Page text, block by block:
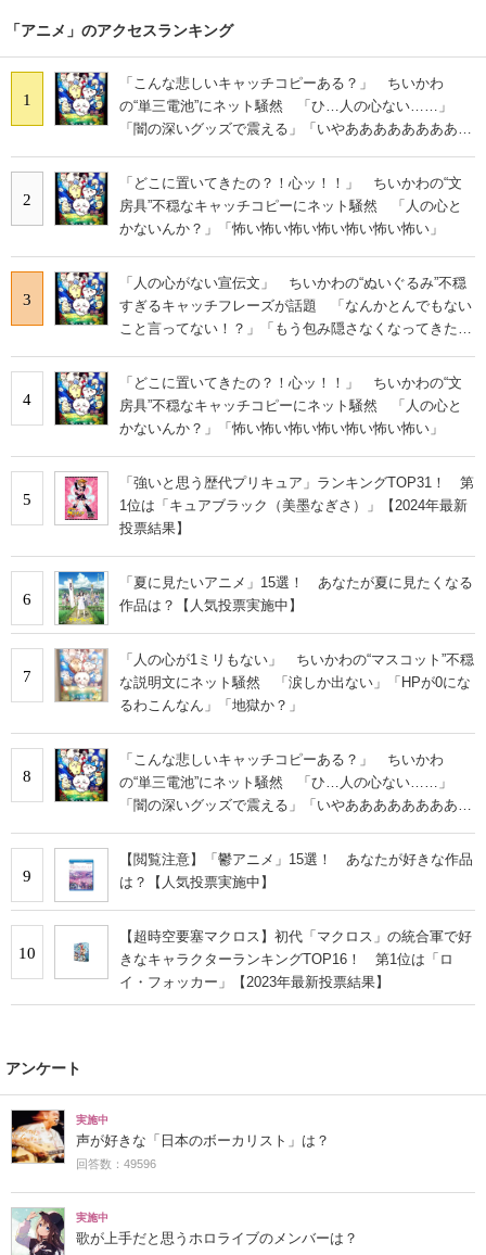
「アニメ」のアクセスランキング
1
「こんな悲しいキャッチコピーある？」 ちいかわ
の“単三電池”にネット騒然 「ひ…人の心ない……」
「闇の深いグッズで震える」「いやあああああああああ
2
「どこに置いてきたの？！心ッ！！」 ちいかわの“文
房具”不穏なキャッチコピーにネット騒然 「人の心と
かないんか？」「怖い怖い怖い怖い怖い怖い怖い」
3
「人の心がない宣伝文」 ちいかわの“ぬいぐるみ”不穏
すぎるキャッチフレーズが話題 「なんかとんでもない
こと言ってない！？」「もう包み隠さなくなってきた
4
「どこに置いてきたの？！心ッ！！」 ちいかわの“文
房具”不穏なキャッチコピーにネット騒然 「人の心と
かないんか？」「怖い怖い怖い怖い怖い怖い怖い」
5
「強いと思う歴代プリキュア」ランキングTOP31！ 第
1位は「キュアブラック（美墨なぎさ）」【2024年最新
投票結果】
6
「夏に見たいアニメ」15選！ あなたが夏に見たくなる
作品は？【人気投票実施中】
7
「人の心が1ミリもない」 ちいかわの“マスコット”不穏
な説明文にネット騒然 「涙しか出ない」「HPが0にな
るわこんなん」「地獄か？」
8
「こんな悲しいキャッチコピーある？」 ちいかわ
の“単三電池”にネット騒然 「ひ…人の心ない……」
「闇の深いグッズで震える」「いやあああああああああ
9
【閲覧注意】「鬱アニメ」15選！ あなたが好きな作品
は？【人気投票実施中】
10
【超時空要塞マクロス】初代「マクロス」の統合軍で好
きなキャラクターランキングTOP16！ 第1位は「ロ
イ・フォッカー」【2023年最新投票結果】
アンケート
実施中
声が好きな「日本のボーカリスト」は？
回答数：49596
実施中
歌が上手だと思うホロライブのメンバーは？